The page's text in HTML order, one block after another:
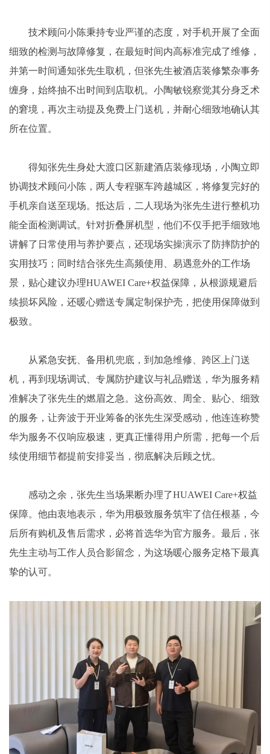
技术顾问小陈秉持专业严谨的态度，对手机开展了全面
细致的检测与故障修复，在最短时间内高标准完成了维修，
并第一时间通知张先生取机，但张先生被酒店装修繁杂事务
缠身，始终抽不出时间到店取机。小陶敏锐察觉其分身乏术
的窘境，再次主动提及免费上门送机，并耐心细致地确认其
所在位置。
得知张先生身处大渡口区新建酒店装修现场，小陶立即
协调技术顾问小陈，两人专程驱车跨越城区，将修复完好的
手机亲自送至现场。抵达后，二人现场为张先生进行整机功
能全面检测调试。针对折叠屏机型，他们不仅手把手细致地
讲解了日常使用与养护要点，还现场实操演示了防摔防护的
实用技巧；同时结合张先生高频使用、易遇意外的工作场
景，贴心建议办理HUAWEI Care+权益保障，从根源规避后
续损坏风险，还暖心赠送专属定制保护壳，把使用保障做到
极致。
从紧急安抚、备用机兜底，到加急维修、跨区上门送
机，再到现场调试、专属防护建议与礼品赠送，华为服务精
准解决了张先生的燃眉之急。这份高效、周全、贴心、细致
的服务，让奔波于开业筹备的张先生深受感动，他连连称赞
华为服务不仅响应极速，更真正懂得用户所需，把每一个后
续使用细节都提前安排妥当，彻底解决后顾之忧。
感动之余，张先生当场果断办理了HUAWEI Care+权益
保障。他由衷地表示，华为用极致服务筑牢了信任根基，今
后所有购机及售后需求，必将首选华为官方服务。最后，张
先生主动与工作人员合影留念，为这场暖心服务定格下最真
挚的认可。